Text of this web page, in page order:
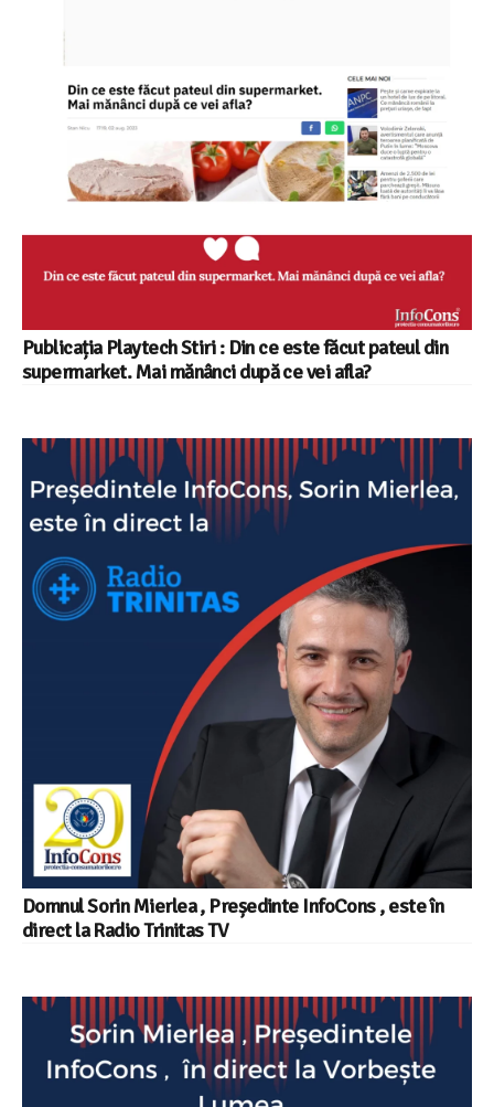
Publicația Playtech Stiri : Din ce este făcut pateul din
supermarket.​ Mai mănânci după ce vei afla?
Domnul Sorin Mierlea , Președinte InfoCons , este în
direct la Radio Trinitas TV